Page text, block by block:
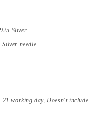
Sliver
Silver needle
working day, Doesn't include